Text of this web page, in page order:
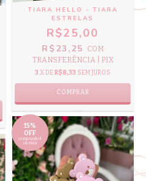
TIARA HELLO - TIARA
ESTRELAS
R$25,00
R$23,25
COM
TRANSFERÊNCIA | PIX
3 X DE R$8,33 SEM JUROS
COMPRAR
15%
OFF
comprando 4
ou mais